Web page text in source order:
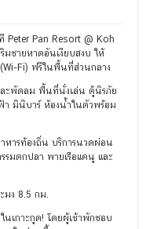
Peter Pan Resort @ Koh
มชายหาดอันเงียบสงบ ให้
(Wi-Fi) ฟรีในพื้นที่ส่วนกลาง
ละพัดลม พื้นที่นั่งเล่น ตู้นิรภัย
า มินิบาร์ ห้องน้ำในตัวพร้อม
หารท้องถิ่น บริการนวดผ่อน
รมตกปลา พายเรือแคนู และ
มง 8.5 กม.
นเกาะกูด! โดยผู้เข้าพักชอบ